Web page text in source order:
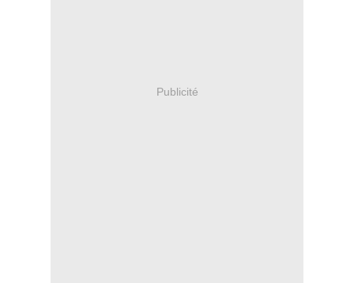
Publicité